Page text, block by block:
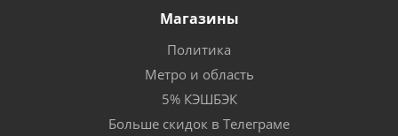
Магазины
Политика
Метро и область
5% КЭШБЭК
Больше скидок в Телеграме